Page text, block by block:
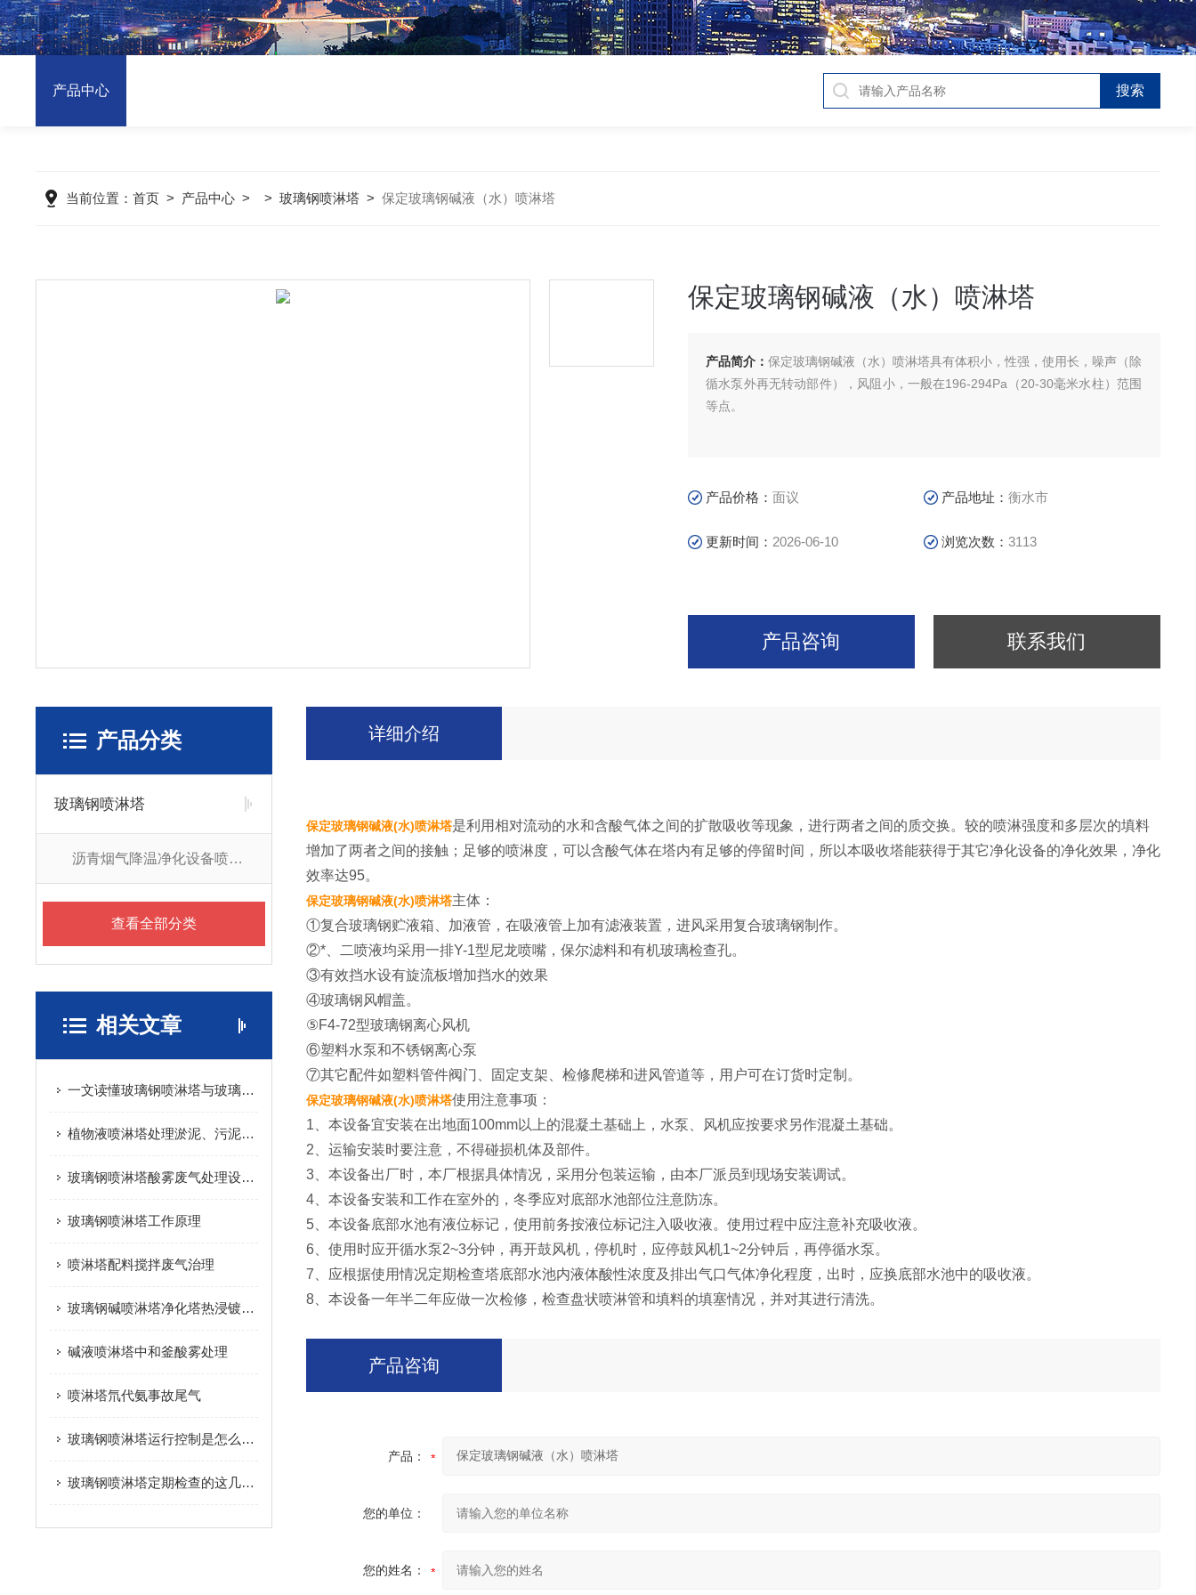
产品中心
当前位置：首页 > 产品中心 > >玻璃钢喷淋塔 >保定玻璃钢碱液（水）喷淋塔
保定玻璃钢碱液（水）喷淋塔
产品简介：保定玻璃钢碱液（水）喷淋塔具有体积小，性强，使用长，噪声（除
循水泵外再无转动部件），风阻小，一般在196-294Pa（20-30毫米水柱）范围
等点。
产品价格：面议 产品地址：衡水市
更新时间： 2026-06-10 浏览次数：3113
产品咨询 联系我们
产品分类
玻璃钢喷淋塔
沥青烟气降温净化设备喷淋塔
查看全部分类
相关文章
一文读懂玻璃钢喷淋塔与玻璃钢洗涤塔的区别：两种设备，大部分的人叫不对名字，用不对场合
植物液喷淋塔处理淤泥、污泥暂存、搅拌工序废气
玻璃钢喷淋塔酸雾废气处理设备安装
玻璃钢喷淋塔工作原理
喷淋塔配料搅拌废气治理
玻璃钢碱喷淋塔净化塔​热浸镀锌生产线废酸雾处理
碱液喷淋塔中和釜酸雾处理
喷淋塔氘代氨事故尾气
玻璃钢喷淋塔运行控制是怎么实现的
玻璃钢喷淋塔定期检查的这几点有没有做到位？
详细介绍
保定玻璃钢碱液(水)喷淋塔是利用相对流动的水和含酸气体之间的扩散吸收等现象，进行两者之间的质交换。较的喷淋强度和多层次的填料
增加了两者之间的接触；足够的喷淋度，可以含酸气体在塔内有足够的停留时间，所以本吸收塔能获得于其它净化设备的净化效果，净化
效率达95。
保定玻璃钢碱液(水)喷淋塔主体：
①复合玻璃钢贮液箱、加液管，在吸液管上加有滤液装置，进风采用复合玻璃钢制作。
②*、二喷液均采用一排Y-1型尼龙喷嘴，保尔滤料和有机玻璃检查孔。
③有效挡水设有旋流板增加挡水的效果
④玻璃钢风帽盖。
⑤F4-72型玻璃钢离心风机
⑥塑料水泵和不锈钢离心泵
⑦其它配件如塑料管件阀门、固定支架、检修爬梯和进风管道等，用户可在订货时定制。
保定玻璃钢碱液(水)喷淋塔使用注意事项：
1、本设备宜安装在出地面100mm以上的混凝土基础上，水泵、风机应按要求另作混凝土基础。
2、运输安装时要注意，不得碰损机体及部件。
3、本设备出厂时，本厂根据具体情况，采用分包装运输，由本厂派员到现场安装调试。
4、本设备安装和工作在室外的，冬季应对底部水池部位注意防冻。
5、本设备底部水池有液位标记，使用前务按液位标记注入吸收液。使用过程中应注意补充吸收液。
6、使用时应开循水泵2~3分钟，再开鼓风机，停机时，应停鼓风机1~2分钟后，再停循水泵。
7、应根据使用情况定期检查塔底部水池内液体酸性浓度及排出气口气体净化程度，出时，应换底部水池中的吸收液。
8、本设备一年半二年应做一次检修，检查盘状喷淋管和填料的填塞情况，并对其进行清洗。
产品咨询
产品：
您的单位：
您的姓名：